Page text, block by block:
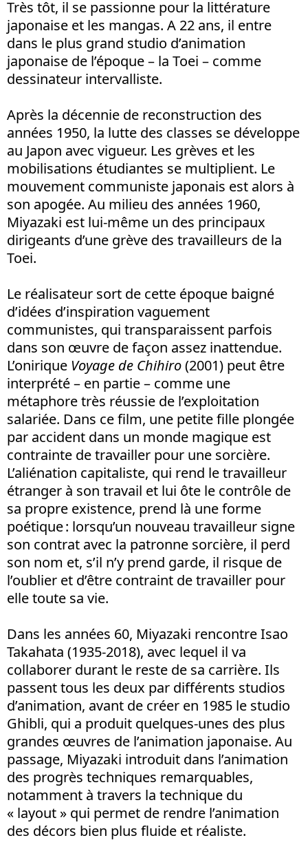
Très tôt, il se passionne pour la littérature
japonaise et les mangas. A 22 ans, il entre
dans le plus grand studio d’animation
japonaise de l’époque – la Toei – comme
dessinateur intervalliste.
Après la décennie de reconstruction des
années 1950, la lutte des classes se développe
au Japon avec vigueur. Les grèves et les
mobilisations étudiantes se multiplient. Le
mouvement communiste japonais est alors à
son apogée. Au milieu des années 1960,
Miyazaki est lui-même un des principaux
dirigeants d’une grève des travailleurs de la
Toei.
Le réalisateur sort de cette époque baigné
d’idées d’inspiration vaguement
communistes, qui transparaissent parfois
dans son œuvre de façon assez inattendue.
L’onirique Voyage de Chihiro(2001) peut être
interprété – en partie – comme une
métaphore très réussie de l’exploitation
salariée. Dans ce film, une petite fille plongée
par accident dans un monde magique est
contrainte de travailler pour une sorcière.
L’aliénation capitaliste, qui rend le travailleur
étranger à son travail et lui ôte le contrôle de
sa propre existence, prend là une forme
poétique : lorsqu’un nouveau travailleur signe
son contrat avec la patronne sorcière, il perd
son nom et, s’il n’y prend garde, il risque de
l’oublier et d’être contraint de travailler pour
elle toute sa vie.
Dans les années 60, Miyazaki rencontre Isao
Takahata (1935-2018), avec lequel il va
collaborer durant le reste de sa carrière. Ils
passent tous les deux par différents studios
d’animation, avant de créer en 1985 le studio
Ghibli, qui a produit quelques-unes des plus
grandes œuvres de l’animation japonaise. Au
passage, Miyazaki introduit dans l’animation
des progrès techniques remarquables,
notamment à travers la technique du
« layout » qui permet de rendre l’animation
des décors bien plus fluide et réaliste.